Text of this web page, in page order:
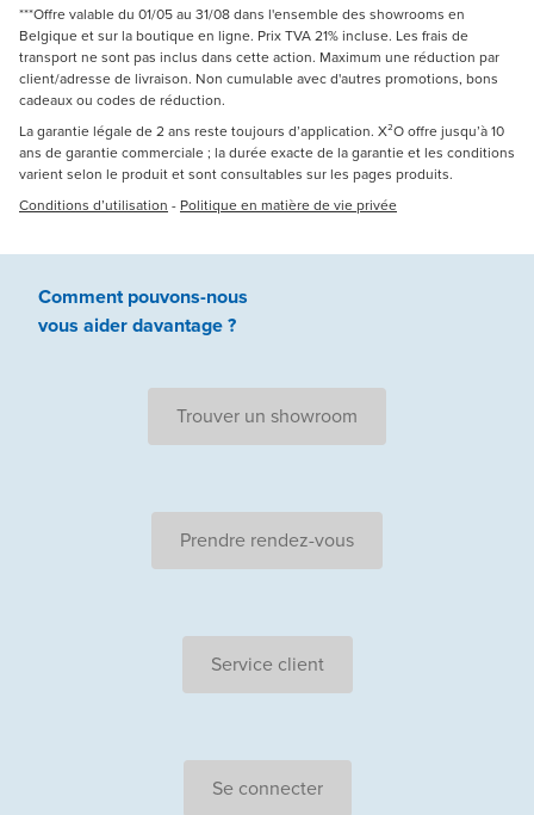
***Offre valable du 01/05 au 31/08 dans l'ensemble des showrooms en
Belgique et sur la boutique en ligne. Prix TVA 21% incluse. Les frais de
transport ne sont pas inclus dans cette action. Maximum une réduction par
client/adresse de livraison. Non cumulable avec d'autres promotions, bons
cadeaux ou codes de réduction.
La garantie légale de 2 ans reste toujours d’application. X²O offre jusqu’à 10
ans de garantie commerciale ; la durée exacte de la garantie et les conditions
varient selon le produit et sont consultables sur les pages produits.
Conditions d’utilisation - Politique en matière de vie privée
Comment pouvons-nous
vous aiderdavantage ?
Trouver un showroom
Prendre rendez-vous
Service client
Se connecter